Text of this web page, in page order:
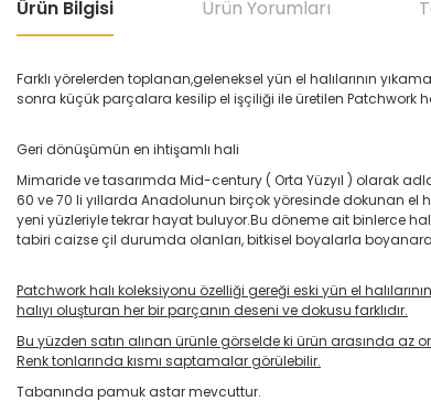
Ürün Bilgisi Ürün Yorumları
Farklı yörelerden toplanan,geleneksel yün el halılarının
sonra küçük parçalara kesilip el işçiliği ile üretilen Patchwork
Geri dönüşümün en ihtişamlı hali
Mimaride ve tasarımda Mid-century ( Orta Yüzyıl ) olarak
60 ve 70 li yıllarda Anadolunun birçok yöresinde dokunan el
yeni yüzleriyle tekrar hayat buluyor.Bu döneme ait binlerce
tabiri caizse çil durumda olanları, bitkisel boyalarla
Patchwork halı koleksiyonu özelliği gereği eski yün el
halıyı oluşturan her bir parçanın deseni ve dokusu farklıdır.
Bu yüzden satın alınan ürünle görselde ki ürün arasında az
Renk tonlarında kısmı saptamalar görülebilir.
Tabanında pamuk astar mevcuttur.